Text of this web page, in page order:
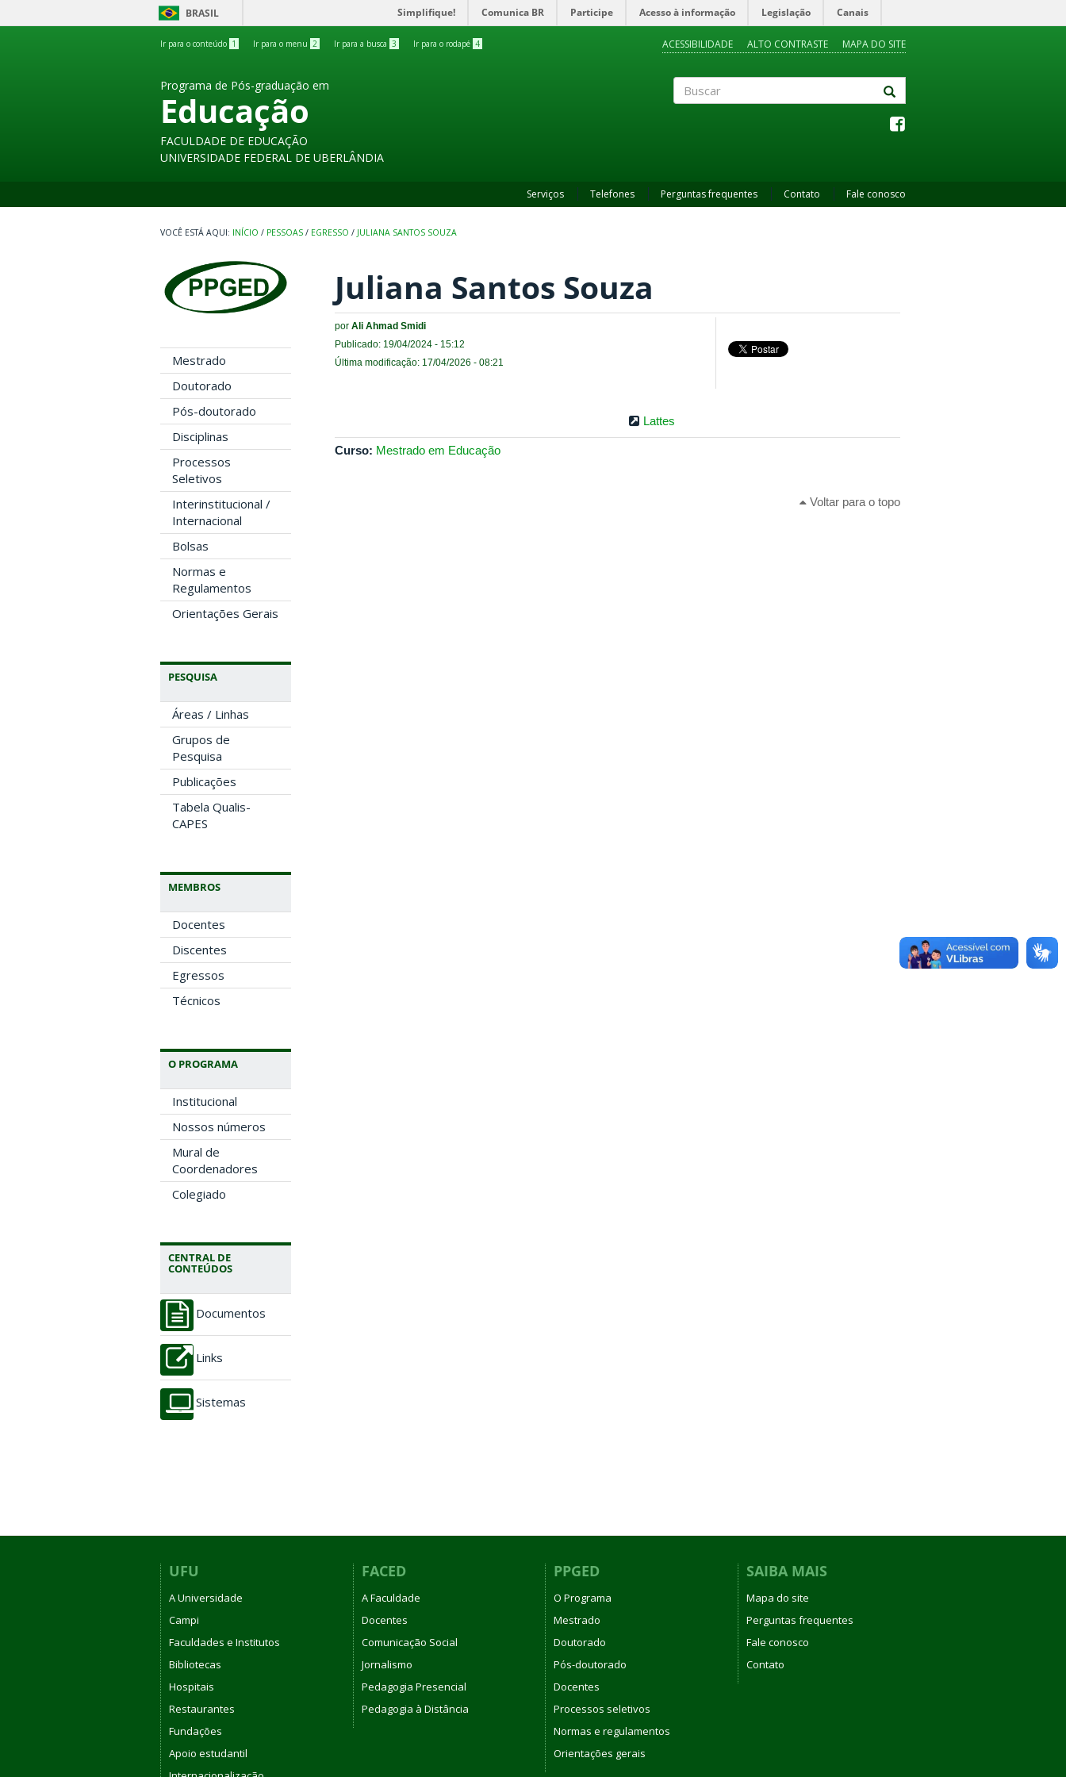
BRASIL Simplifique! Comunica BR Participe Acesso à informação Legislação Canais
Ir para o conteúdo 1 Ir para o menu 2 Ir para a busca 3 Ir para o rodapé 4 ACESSIBILIDADE ALTO CONTRASTE MAPA DO SITE
Programa de Pós-graduação em
Educação
FACULDADE DE EDUCAÇÃO
UNIVERSIDADE FEDERAL DE UBERLÂNDIA
Serviços Telefones Perguntas frequentes Contato Fale conosco
INÍCIO / PESSOAS / EGRESSO / JULIANA SANTOS SOUZA
Mestrado
Doutorado
Pós-doutorado
Disciplinas
Processos
Seletivos
Interinstitucional /
Internacional
Bolsas
Normas e
Regulamentos
Orientações Gerais
PESQUISA
Áreas / Linhas
Grupos de
Pesquisa
Publicações
Tabela Qualis-
CAPES
MEMBROS
Docentes
Discentes
Egressos
Técnicos
O PROGRAMA
Institucional
Nossos números
Mural de
Coordenadores
Colegiado
CENTRAL DE
CONTEÚDOS
Documentos
Links
Sistemas
Juliana Santos Souza
por Ali Ahmad Smidi
Publicado: 19/04/2024 - 15:12
Última modificação: 17/04/2026 - 08:21
Lattes
Curso: Mestrado em Educação
Voltar para o topo
UFU
A Universidade
Campi
Faculdades e Institutos
Bibliotecas
Hospitais
Restaurantes
Fundações
Apoio estudantil
FACED
A Faculdade
Docentes
Comunicação Social
Jornalismo
Pedagogia Presencial
Pedagogia à Distância
PPGED
O Programa
Mestrado
Doutorado
Pós-doutorado
Docentes
Processos seletivos
Normas e regulamentos
Orientações gerais
SAIBA MAIS
Mapa do site
Perguntas frequentes
Fale conosco
Contato